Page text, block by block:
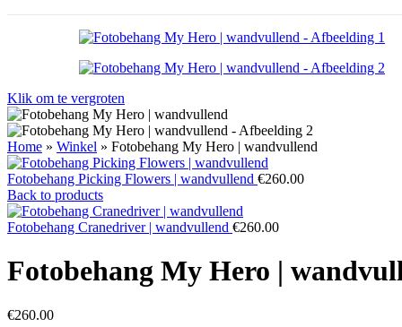
Klik om te vergroten
Home » Winkel » Fotobehang My Hero | wandvullend
Fotobehang Picking Flowers | wandvullend €260.00
Back to products
Fotobehang Cranedriver | wandvullend €260.00
Fotobehang My Hero |
€260.00